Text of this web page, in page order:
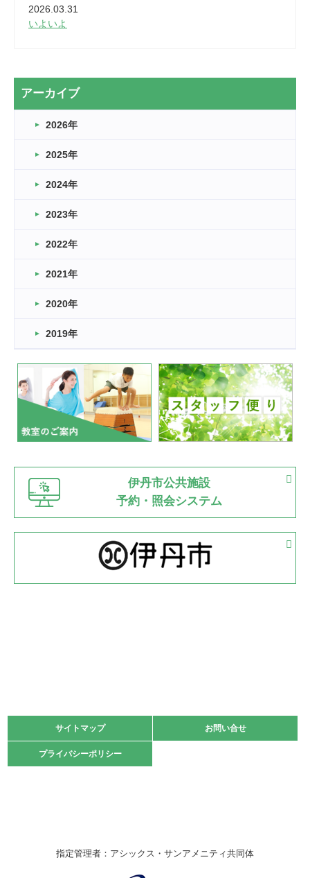
2026.03.31
いよいよ
2026.03.20
なぎなた
2026.03.16
車いすバスケとRくんのお話
卒業・卒園の季節★
2026.03.11
緑ケ丘体育館
2022.11.03
緑ケ丘体育館
いたっぼーる大会☆彡
緑ケ丘体育館
2022.07.03
市内総合体育大会が開始
緑ケ丘体育館 猪名川運動広場
古池運動広場
2022.06.12
県知事杯争奪バレーボール大会が開催
緑ケ丘体育館
2022.05.05
体育協会長杯 バドミントン競技の部
2022.05.22
緑ケ丘体育館
2021.10.23
卓球選手権大会ラージボールの部開催☆
伊丹市総合体育大会 バレーボール大会が開催されました
アーカイブ
2026年
2025年
2024年
2023年
2022年
2021年
2020年
2019年
伊丹市公共施設
予約・照会システム
サイトマップ お問い合せ
プライバシーポリシー
サイトマップ お問い合せ
プライバシーポリシー
指定管理者：アシックス・サンアメニティ共同体